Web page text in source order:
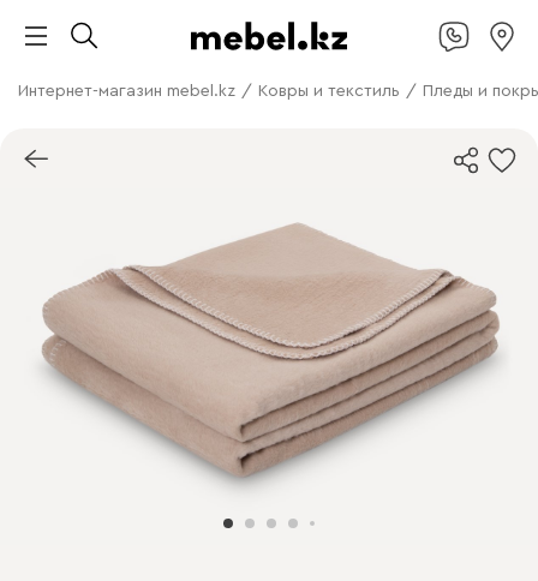
Интернет-магазин mebel.kz / Ковры и текстиль / Пледы и